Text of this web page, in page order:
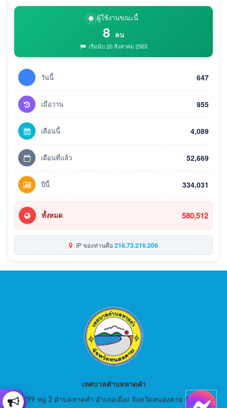
ผู้ใช้งานขณะนี้
8 คน
เริ่มนับ 20 สิงหาคม 2565
วันนี้ 647
เมื่อวาน 955
เดือนนี้ 4,089
เดือนที่แล้ว 52,669
ปีนี้ 334,031
ทั้งหมด 580,512
IP ของท่านคือ216.73.216.206
เทศบาลตำบลหาดคำ
999 หมู่ 2 ตำบลหาดคำ อำเภอเมือง จังหวัดหนองคาย 43000